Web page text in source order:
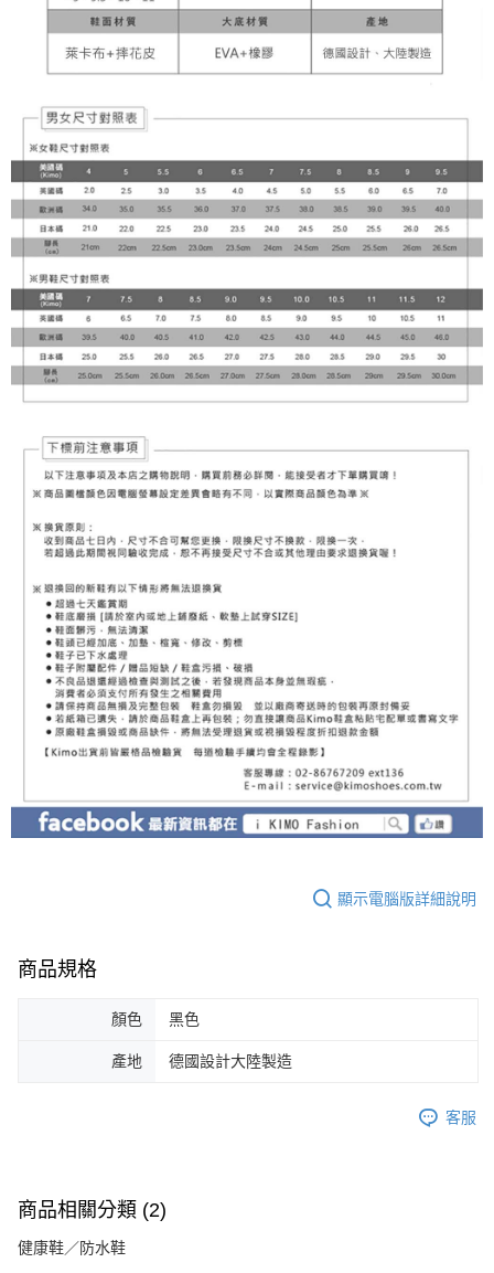
顯示電腦版詳細說明
商品規格
顏色 黑色
產地 德國設計大陸製造
客服
商品相關分類 (2)
健康鞋／防水鞋